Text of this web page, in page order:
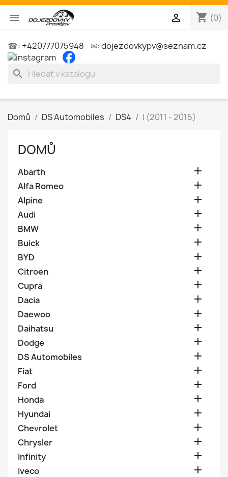
 shopping_cart (0)

☎: +420777075948 ✉:dojezdovkypv@seznam.cz
search
Domů DS Automobiles DS4 I (2011 - 2015)
DOMŮ
Abarth 
Alfa Romeo 
Alpine 
Audi 
BMW 
Buick 
BYD 
Citroen 
Cupra 
Dacia 
Daewoo 
Daihatsu 
Dodge 
DS Automobiles 
Fiat 
Ford 
Honda 
Hyundai 
Chevrolet 
Chrysler 
Infinity 
Iveco 